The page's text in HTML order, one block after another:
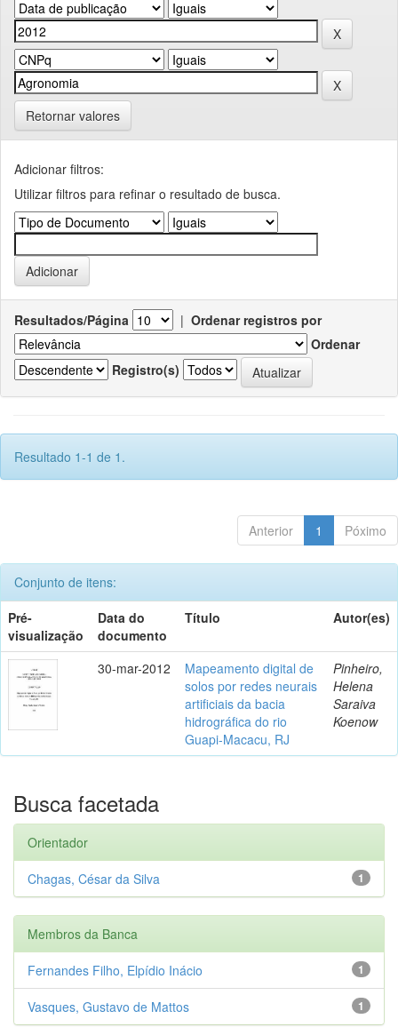
Retornar valores
Adicionar filtros:
Utilizar filtros para refinar o resultado de busca.
Resultados/Página | Ordenar registros por
Ordenar
Registro(s)
Resultado 1-1 de 1.
Anterior 1 Póximo
Conjunto de itens:
Pré-
visualização
Data do
documento
Título Autor(es)
30-mar-2012
Mapeamento digital de
solos por redes neurais
artificiais da bacia
hidrográfica do rio
Guapi-Macacu, RJ
Pinheiro,
Helena
Saraiva
Koenow
Busca facetada
Orientador
1
Chagas, César da Silva
Membros da Banca
1
Fernandes Filho, Elpídio Inácio
1
Vasques, Gustavo de Mattos